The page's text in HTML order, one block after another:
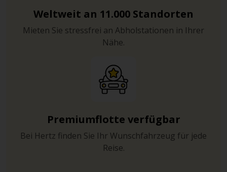
Weltweit an 11.000 Standorten
Mieten Sie stressfrei an Abholstationen in Ihrer
Nähe.
Premiumflotte verfügbar
Bei Hertz finden Sie Ihr Wunschfahrzeug für jede
Reise.